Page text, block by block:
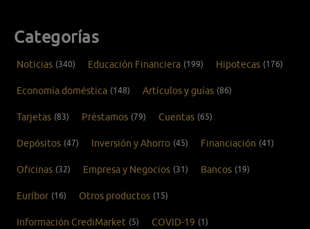
Categorías
Noticias (340) Educación Financiera (199) Hipotecas (176)
Economía doméstica (148) Artículos y guías (86)
Tarjetas (83) Préstamos (79) Cuentas (65)
Depósitos (47) Inversión y Ahorro (45) Financiación (41)
Oficinas (32) Empresa y Negocios (31) Bancos (19)
Euríbor (16) Otros productos (15)
Información CrediMarket (5) COVID-19 (1)